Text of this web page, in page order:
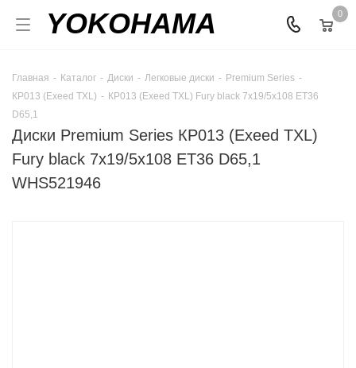
YOKOHAMA 0
Главная - Каталог - Диски - Легковые диски - Premium Series -
КР013 (Exeed TXL) - КР013 (Exeed TXL) Fury black 7x19/5x108 ET36
D65,1
Диски Premium Series КР013 (Exeed TXL)
Fury black 7x19/5x108 ET36 D65,1
WHS521946